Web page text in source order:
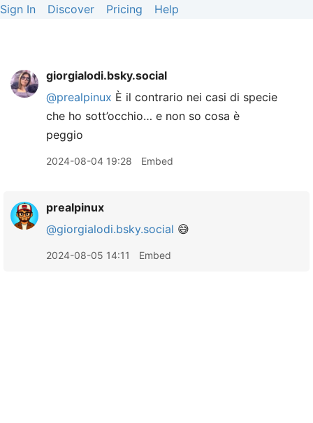
Sign In Discover Pricing Help
giorgialodi.bsky.social
@prealpinux È il contrario nei casi di specie
che ho sott’occhio… e non so cosa è
peggio
2024-08-04 19:28 Embed
prealpinux
@giorgialodi.bsky.social 😅
2024-08-05 14:11 Embed